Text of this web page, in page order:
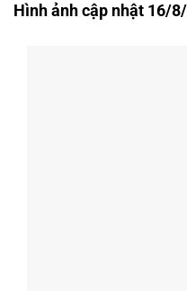
Hình ảnh cập nhật 16/